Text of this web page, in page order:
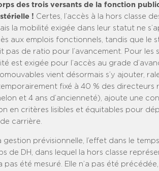
des trois versants de la fonction
! Certes, l’accès à la hors classe
la mobilité exigée dans leur statut ne
aux emplois fonctionnels, tandis que le
de ratio pour l’avancement. Pour les
est exigée pour l’accès au grade
vient désormais s’y ajouter,
fixé à 40 % des directeurs
et 4 ans d’ancienneté), ajoute une
en critères lisibles et équitables pour
carrière.
gestion prévisionnelle, l’effet dans le
de DH, dans lequel la hors classe
pas été mesuré. Elle n’a pas été